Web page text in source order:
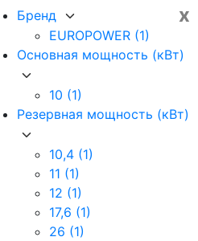
x
Бренд
EUROPOWER (1)
Основная мощность (кВт)
10 (1)
Резервная мощность (кВт)
10,4 (1)
11 (1)
12 (1)
17,6 (1)
26 (1)